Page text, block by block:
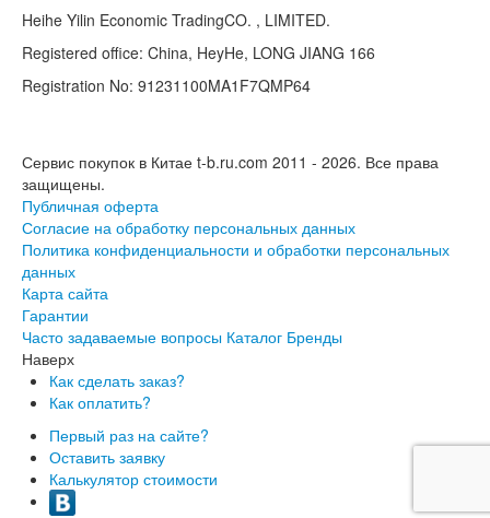
Heihe Yilin Economic TradingCO. , LIMITED.
Registered office: China, HeyHe, LONG JIANG 166
Registration No: 91231100MA1F7QMP64
Сервис покупок в Китае t-b.ru.com 2011 - 2026. Все права
защищены.
Публичная оферта
Согласие на обработку персональных данных
Политика конфиденциальности и обработки персональных
данных
Карта сайта
Гарантии
Часто задаваемые вопросы Каталог Бренды
Наверх
Как сделать заказ?
Как оплатить?
Первый раз на сайте?
Оставить заявку
Калькулятор стоимости